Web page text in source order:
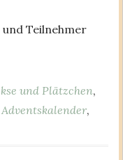
Teilnehmer
und Plätzchen,
Adventskalender,